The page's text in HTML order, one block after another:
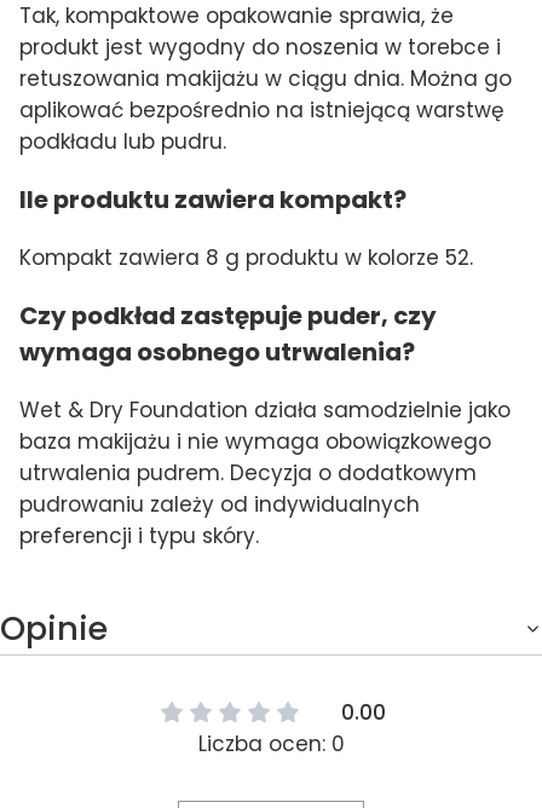
Tak, kompaktowe opakowanie sprawia, że
produkt jest wygodny do noszenia w torebce i
retuszowania makijażu w ciągu dnia. Można go
aplikować bezpośrednio na istniejącą warstwę
podkładu lub pudru.
Ile produktu zawiera kompakt?
Kompakt zawiera 8 g produktu w kolorze 52.
Czy podkład zastępuje puder, czy
wymaga osobnego utrwalenia?
Wet & Dry Foundation działa samodzielnie jako
baza makijażu i nie wymaga obowiązkowego
utrwalenia pudrem. Decyzja o dodatkowym
pudrowaniu zależy od indywidualnych
preferencji i typu skóry.
Opinie
0.00
Liczba ocen: 0